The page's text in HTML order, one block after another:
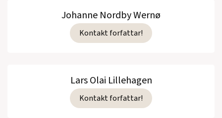
Johanne Nordby Wernø
Kontakt forfattar!
Lars Olai Lillehagen
Kontakt forfattar!